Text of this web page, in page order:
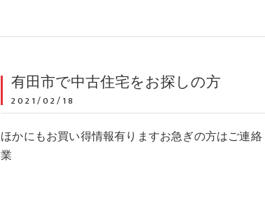
有田市で中古住宅をお探しの方
2021/02/18
ほかにもお買い得情報有りますお急ぎの方はご連絡
業